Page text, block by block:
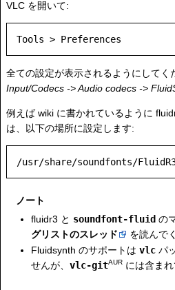
VLC を開いて:
全ての設定が表示されるようにしてく
Input/Codecs -> Audio codecs ->
例えば wiki に書かれているように
は、以下の場所に設定します:
ノート
fluidr3 と soundfont-fluid の
グリストのスレッド
を読んで
Fluidsynth のサポートはvlc パ
せんが、vlc-gitAUR には含まれ